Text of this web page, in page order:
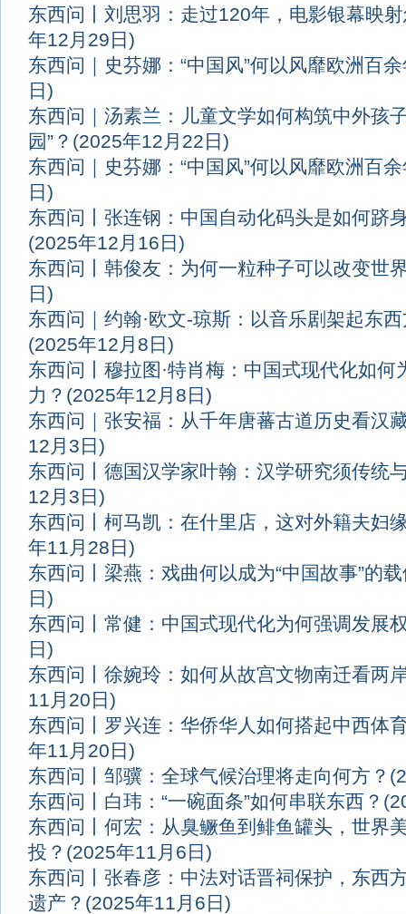
东西问丨刘思羽：走过120年，电影银幕映
年12月29日)
东西问｜史芬娜：“中国风”何以风靡欧洲百
日)
东西问｜汤素兰：儿童文学如何构筑中外孩
园”？ (2025年12月22日)
东西问｜史芬娜：“中国风”何以风靡欧洲百
日)
东西问丨张连钢：中国自动化码头是如何跻
(2025年12月16日)
东西问丨韩俊友：为何一粒种子可以改变世
日)
东西问｜约翰·欧文-琼斯：以音乐剧架起东
(2025年12月8日)
东西问丨穆拉图·特肖梅：中国式现代化如何
力？ (2025年12月8日)
东西问｜张安福：从千年唐蕃古道历史看汉
12月3日)
东西问丨德国汉学家叶翰：汉学研究须传统
12月3日)
东西问丨柯马凯：在什里店，这对外籍夫妇
年11月28日)
东西问丨梁燕：戏曲何以成为“中国故事”的
日)
东西问丨常健：中国式现代化为何强调发展
日)
东西问丨徐婉玲：如何从故宫文物南迁看两
11月20日)
东西问丨罗兴连：华侨华人如何搭起中西体
年11月20日)
东西问丨邹骥：全球气候治理将走向何方？
东西问丨白玮：“一碗面条”如何串联东西？
东西问丨何宏：从臭鳜鱼到鲱鱼罐头，世界
投？ (2025年11月6日)
东西问丨张春彦：中法对话晋祠保护，东西
遗产？ (2025年11月6日)